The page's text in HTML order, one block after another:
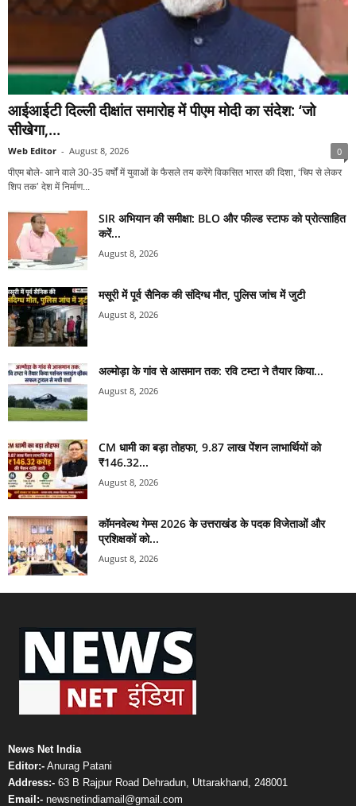
आईआईटी दिल्ली दीक्षांत समारोह में पीएम मोदी का संदेश: ‘जो
सीखेगा,...
Web Editor - August 8, 2026 0
पीएम बोले- आने वाले 30-35 वर्षों में युवाओं के फैसले तय करेंगे विकसित भारत की दिशा, ‘चिप से लेकर
शिप तक’ देश में निर्माण...
SIR अभियान की समीक्षा: BLO और फील्ड स्टाफ को प्रोत्साहित
करें...
August 8, 2026
मसूरी में पूर्व सैनिक की संदिग्ध मौत, पुलिस जांच में जुटी
August 8, 2026
अल्मोड़ा के गांव से आसमान तक: रवि टम्टा ने तैयार किया...
August 8, 2026
CM धामी का बड़ा तोहफा, 9.87 लाख पेंशन लाभार्थियों को
₹146.32...
August 8, 2026
कॉमनवेल्थ गेम्स 2026 के उत्तराखंड के पदक विजेताओं और
प्रशिक्षकों को...
August 8, 2026
News Net India
Editor:- Anurag Patani
Address:- 63 B Rajpur Road Dehradun, Uttarakhand, 248001
Email:- newsnetindiamail@gmail.com